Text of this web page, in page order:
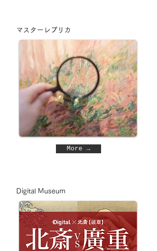
マスターレプリカ
More →
Digital Museum